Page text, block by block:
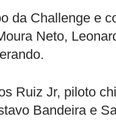
da Challenge e
Neto,
Ruiz Jr, piloto
Bandeira e